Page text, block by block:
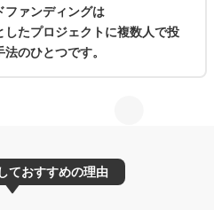
ファンディングは
したプロジェクトに複数人で投
法のひとつです。
ておすすめの理由